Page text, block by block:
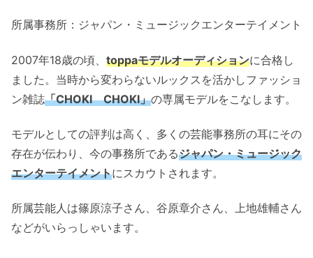
所属事務所：ジャパン・ミュージックエンターテイメント
2007年18歳の頃、 toppaモデルオーディションに合格し
ました。当時から変わらないルックスを活かしファッショ
ン雑誌「CHOKI CHOKI」の専属モデルをこなします。
モデルとしての評判は高く、多くの芸能事務所の耳にその
存在が伝わり、今の事務所であるジャパン・ミュージック
エンターテイメントにスカウトされます。
所属芸能人は篠原涼子さん、谷原章介さん、上地雄輔さん
などがいらっしゃいます。